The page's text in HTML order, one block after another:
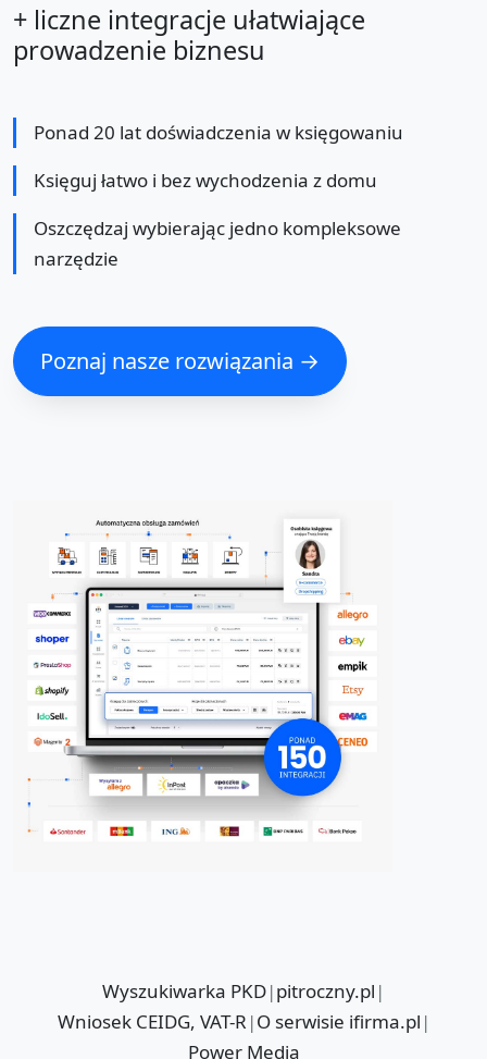
+ liczne integracje ułatwiające
prowadzenie biznesu
Ponad 20 lat doświadczenia w księgowaniu
Księguj łatwo i bez wychodzenia z domu
Oszczędzaj wybierając jedno kompleksowe
narzędzie
Poznaj nasze rozwiązania →
Wyszukiwarka PKD|pitroczny.pl |
Wniosek CEIDG, VAT-R |O serwisie ifirma.pl |
Power Media